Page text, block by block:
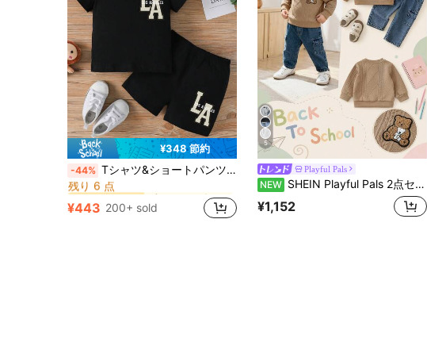
¥348 節約
-44% Tシャツ&ショートパンツ セット ベビーボーイ ストリート スタイル レタープリント 春・夏用
#3 ベストセラー ブラック ベビーボーイズTシャツコーデ
残り 6 点
#3 ベストセラー
残り 6 点
#3 ベストセラー
残り 6 点
#3 ベストセラー ブラック ベビーボーイズTシャツコーデ
¥443 200+ sold
5
Playful Pals
NEW SHEIN Playful Pals 2点セット ベビー男の子 カジュアル 万能 ファッション かわいいクマパッチ 長袖クルーネックトップス & ブルー ウエストゴム ポケット付きデニムジーンズ、カジュアルスポーツシーンに適しています、日常着、お出かけ、旅行など、ベビー男の子 春/秋/冬服
¥1,152